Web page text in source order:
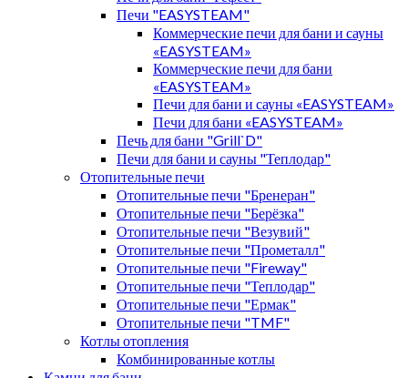
Печи "EASYSTEAM"
Коммерческие печи для бани и сауны
«EASYSTEAM»
Коммерческие печи для бани
«EASYSTEAM»
Печи для бани и сауны «EASYSTEAM»
Печи для бани «EASYSTEAM»
Печь для бани "Grill`D"
Печи для бани и сауны "Теплодар"
Отопительные печи
Отопительные печи "Бренеран"
Отопительные печи "Берёзка"
Отопительные печи "Везувий"
Отопительные печи "Прометалл"
Отопительные печи "Fireway"
Отопительные печи "Теплодар"
Отопительные печи "Ермак"
Отопительные печи "TMF"
Котлы отопления
Комбинированные котлы